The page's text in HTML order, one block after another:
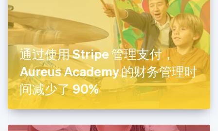
通过使用 Stripe 管理支付，
Aureus Academy 的财务管理时
间减少了 90%
FrançaisEnglish
芬兰
English Svenska
荷兰
Nederlands English
加拿大
English
捷克
克罗地亚
拉脱维亚